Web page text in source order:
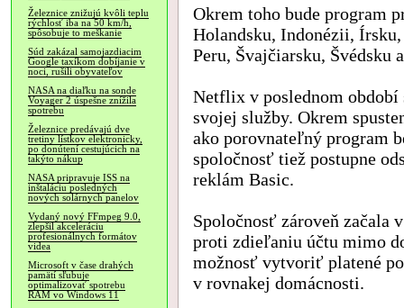
Železnice znižujú kvôli teplu
rýchlosť iba na 50 km/h,
spôsobuje to meškanie
Súd zakázal samojazdiacim
Google taxíkom dobíjanie v
noci, rušili obyvateľov
NASA na diaľku na sonde
Voyager 2 úspešne znížila
spotrebu
Železnice predávajú dve
tretiny lístkov elektronicky,
po donútení cestujúcich na
takýto nákup
NASA pripravuje ISS na
inštaláciu posledných
nových solárnych panelov
Vydaný nový FFmpeg 9.0,
zlepšil akceleráciu
profesionálnych formátov
videa
Microsoft v čase drahých
pamätí sľubuje
optimalizovať spotrebu
RAM vo Windows 11
Okrem toho bude program
Holandsku, Indonézii,
Peru, Švajčiarsku, Švédsku
Netflix v poslednom období
svojej služby. Okrem
ako porovnateľný program
spoločnosť tiež postupne
reklám Basic.
Spoločnosť zároveň začala
proti zdieľaniu účtu mimo
možnosť vytvoriť platené
v rovnakej domácnosti.